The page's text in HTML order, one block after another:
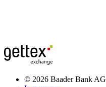
© 2026 Baader Bank AG